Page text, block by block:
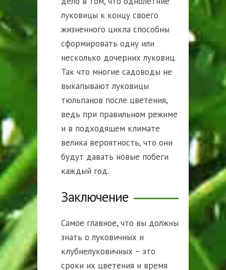
луковицы к концу своего
жизненного цикла способны
сформировать одну или
несколько дочерних луковиц.
Так что многие садоводы не
выкапывают луковицы
тюльпанов после цветения,
ведь при правильном режиме
и в подходящем климате
велика вероятность, что они
будут давать новые побеги
каждый год.
Заключение
Самое главное, что вы должны
знать о луковичных и
клубнелуковичных – это
сроки их цветения и время